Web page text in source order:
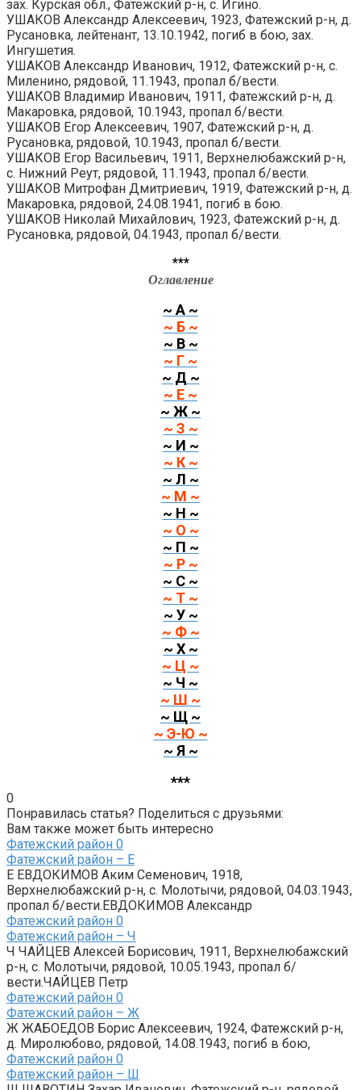
зах. Курская обл., Фатежский р-н, с. Игино.
УШАКОВ Александр Алексеевич, 1923, Фатежский р-н, д.
Русановка, лейтенант, 13.10.1942, погиб в бою, зах.
Ингушетия.
УШАКОВ Александр Иванович, 1912, Фатежский р-н, с.
Миленино, рядовой, 11.1943, пропал б/вести.
УШАКОВ Владимир Иванович, 1911, Фатежский р-н, д.
Макаровка, рядовой, 10.1943, пропал б/вести.
УШАКОВ Егор Алексеевич, 1907, Фатежский р-н, д.
Русановка, рядовой, 10.1943, пропал б/вести.
УШАКОВ Егор Васильевич, 1911, Верхнелюбажский р-н,
с. Нижний Реут, рядовой, 11.1943, пропал б/вести.
УШАКОВ Митрофан Дмитриевич, 1919, Фатежский р-н, д.
Макаровка, рядовой, 24.08.1941, погиб в бою.
УШАКОВ Николай Михайлович, 1923, Фатежский р-н, д.
Русановка, рядовой, 04.1943, пропал б/вести.
***
Оглавление
~ А ~
~ Б ~
~ В ~
~ Г ~
~ Д ~
~ Е ~
~ Ж ~
~ З ~
~ И ~
~ К ~
~ Л ~
~ М ~
~ Н ~
~ О ~
~ П ~
~ Р ~
~ С ~
~ Т ~
~ У ~
~ Ф ~
~ Х ~
~ Ц ~
~ Ч ~
~ Ш ~
~ Щ ~
~ Э-Ю ~
~ Я ~
***
0
Понравилась статья? Поделиться с друзьями:
Вам также может быть интересно
Фатежский район 0
Фатежский район – Е
Е ЕВДОКИМОВ Аким Семенович, 1918,
Верхнелюбажский р-н, с. Молотычи, рядовой, 04.03.1943,
пропал б/вести.ЕВДОКИМОВ Александр
Фатежский район 0
Фатежский район – Ч
Ч ЧАЙЦЕВ Алексей Борисович, 1911, Верхнелюбажский
р-н, с. Молотычи, рядовой, 10.05.1943, пропал б/
вести.ЧАЙЦЕВ Петр
Фатежский район 0
Фатежский район – Ж
Ж ЖАБОЕДОВ Борис Алексеевич, 1924, Фатежский р-н,
д. Миролюбово, рядовой, 14.08.1943, погиб в бою,
Фатежский район 0
Фатежский район – Ш